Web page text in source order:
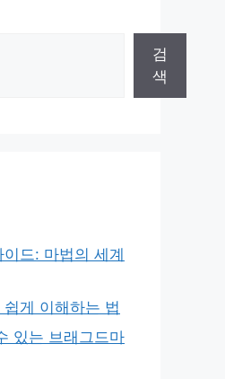
검
색
드: 마법의 세계
게 이해하는 법
있는 브래그드마